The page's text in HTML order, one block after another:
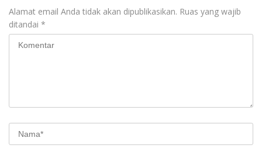
Alamat email Anda tidak akan dipublikasikan. Ruas yang wajib
ditandai *